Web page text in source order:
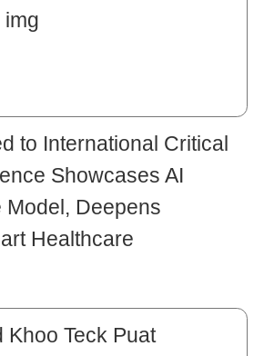
to International Critical
Showcases AI
Model, Deepens
Healthcare